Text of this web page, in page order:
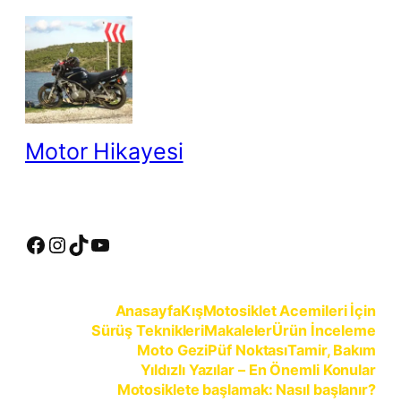
İçeriğe
Motor Hikayesi
Facebook InstagramTikTok YouTube
AnasayfaKışMotosiklet Acemileri İçin
Sürüş TeknikleriMakalelerÜrün İnceleme
Moto GeziPüf NoktasıTamir, Bakım
Yıldızlı Yazılar – En Önemli Konular
Motosiklete başlamak: Nasıl başlanır?